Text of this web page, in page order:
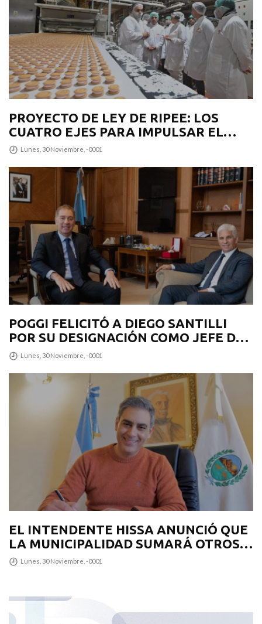
PROYECTO DE LEY DE RIPEE: LOS
CUATRO EJES PARA IMPULSAR EL
DESARROLLO PRODUCTIVO EN LA
Lunes, 30 Noviembre, -0001
POGGI FELICITÓ A DIEGO SANTILLI
POR SU DESIGNACIÓN COMO JEFE DE
GABINETE
Lunes, 30 Noviembre, -0001
EL INTENDENTE HISSA ANUNCIÓ QUE
LA MUNICIPALIDAD SUMARÁ OTROS
12 COLECTIVOS 0KM PARA
Lunes, 30 Noviembre, -0001